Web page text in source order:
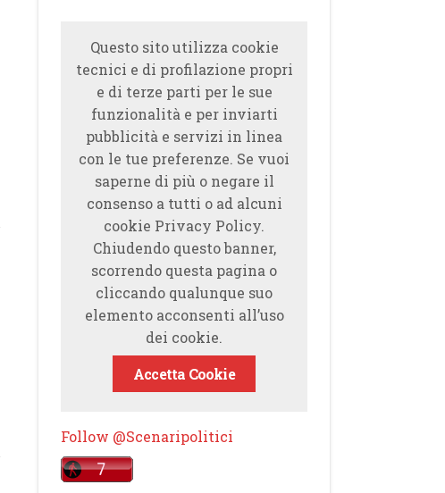
Questo sito utilizza cookie
tecnici e di profilazione propri
e di terze parti per le sue
funzionalità e per inviarti
pubblicità e servizi in linea
con le tue preferenze. Se vuoi
saperne di più o negare il
consenso a tutti o ad alcuni
cookie Privacy Policy.
Chiudendo questo banner,
scorrendo questa pagina o
cliccando qualunque suo
elemento acconsenti all’uso
dei cookie.
Accetta Cookie
Follow @Scenaripolitici